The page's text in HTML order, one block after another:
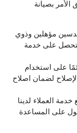
الأمر بصيانة
مؤهلين وذوي
على خدمة
على استخدام
لضمان اصلاح
العملاء لدينا
على المساعدة